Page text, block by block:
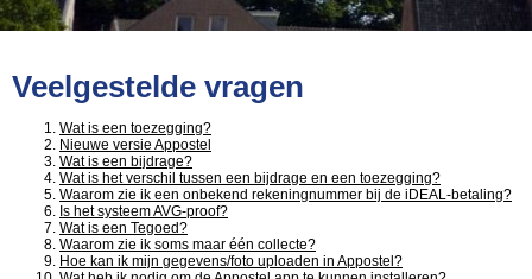
Veelgestelde vragen
Wat is een toezegging?
Nieuwe versie Appostel
Wat is een bijdrage?
Wat is het verschil tussen een bijdrage en een toezegging?
Waarom zie ik een onbekend rekeningnummer bij de iDEAL-betaling?
Is het systeem AVG-proof?
Wat is een Tegoed?
Waarom zie ik soms maar één collecte?
Hoe kan ik mijn gegevens/foto uploaden in Appostel?